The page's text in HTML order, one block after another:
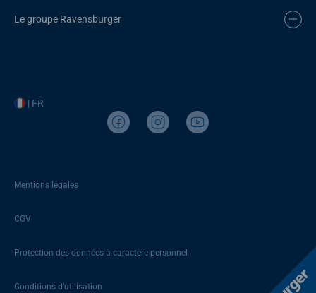
Le groupe Ravensburger
| FR
Mentions légales
CGV
Protection des données à caractère personnel
Conditions d’utilisation